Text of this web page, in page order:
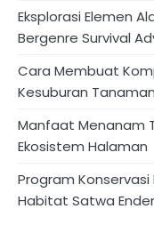
Eksplorasi Elemen
Bergenre Survival
Cara Membuat
Kesuburan Tanaman
Manfaat Menanam
Ekosistem Halaman
Program
Habitat Satwa